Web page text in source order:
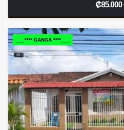
₡85.000
___**** GANGA ****___